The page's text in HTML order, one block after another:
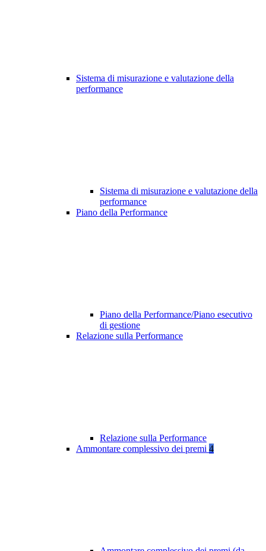
Sistema di misurazione e valutazione della
performance
Sistema di misurazione e valutazione della
performance
Piano della Performance
Piano della Performance/Piano esecutivo
di gestione
Relazione sulla Performance
Relazione sulla Performance
Ammontare complessivo dei premi 4